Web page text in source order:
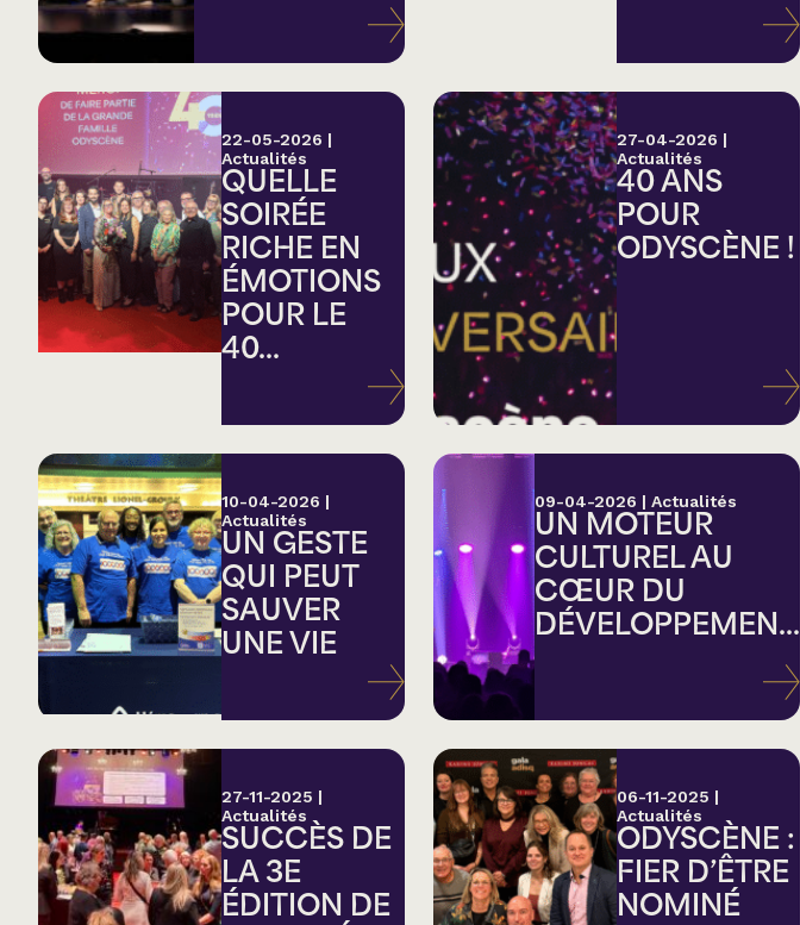
Hommage
Théâtre
Saison estivale
Apéro et perfo
Musique (Blues, folk,
traditionnelle)
Country
Famille
Spectacles en location
22-05-2026 |
Actualités
QUELLE
SOIRÉE
RICHE EN
ÉMOTIONS
POUR LE
40...
27-04-2026 |
Actualités
40 ANS
POUR
ODYSCÈNE !
10-04-2026 |
Actualités
UN GESTE
QUI PEUT
SAUVER
UNE VIE
09-04-2026 | Actualités
UN MOTEUR
CULTUREL AU
CŒUR DU
DÉVELOPPEMEN...
27-11-2025 |
Actualités
SUCCÈS DE
LA 3E
ÉDITION DE
06-11-2025 |
Actualités
ODYSCÈNE :
FIER D’ÊTRE
NOMINÉ